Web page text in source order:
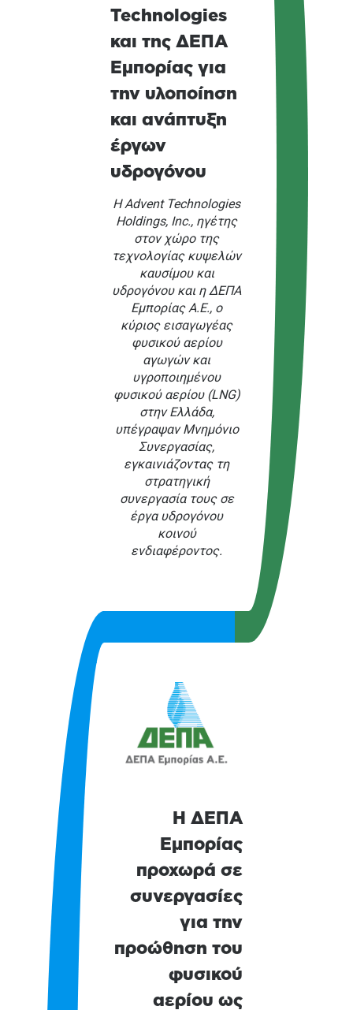
Technologies
και της ΔΕΠΑ
Εμπορίας για
την υλοποίηση
και ανάπτυξη
έργων
υδρογόνου
Η Advent Technologies
Holdings, Inc., ηγέτης
στον χώρο της
τεχνολογίας κυψελών
καυσίμου και
υδρογόνου και η ΔΕΠΑ
Εμπορίας Α.Ε., ο
κύριος εισαγωγέας
φυσικού αερίου
αγωγών και
υγροποιημένου
φυσικού αερίου (LNG)
στην Ελλάδα,
υπέγραψαν Μνημόνιο
Συνεργασίας,
εγκαινιάζοντας τη
στρατηγική
συνεργασία τους σε
έργα υδρογόνου
κοινού
ενδιαφέροντος.
Η ΔΕΠΑ
Εμπορίας
προχωρά σε
συνεργασίες
για την
προώθηση του
φυσικού
αερίου ως